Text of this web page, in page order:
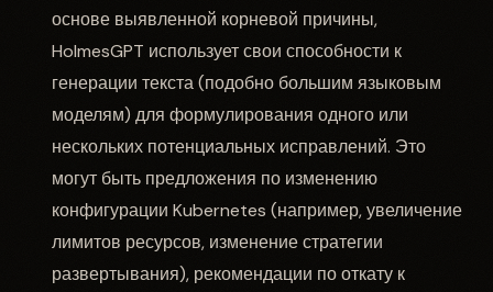
основе выявленной корневой причины,
HolmesGPT использует свои способности к
генерации текста (подобно большим языковым
моделям) для формулирования одного или
нескольких потенциальных исправлений. Это
могут быть предложения по изменению
конфигурации Kubernetes (например, увеличение
лимитов ресурсов, изменение стратегии
развертывания), рекомендации по откату к